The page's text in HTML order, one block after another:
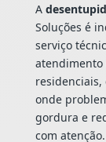
A
Soluções é
serviço
atendimento
residenciais,
onde
gordura e
com